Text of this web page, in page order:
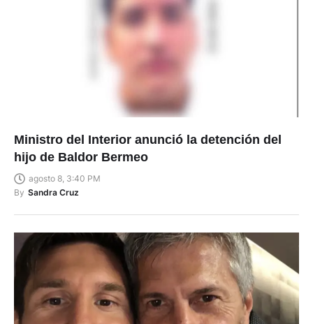
Ministro del Interior anunció la detención del
hijo de Baldor Bermeo
agosto 8, 3:40 PM
By Sandra Cruz